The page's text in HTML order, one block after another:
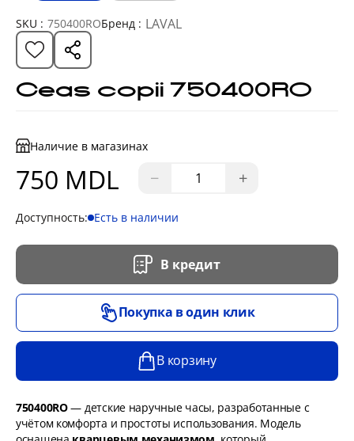
SKU : 750400ROБренд : LAVAL
Ceas copii 750400RO
Наличие в магазинах
750 MDL − +
Доступность: Есть в наличии
В кредит
Покупка в один клик
В корзину
750400RO— детские наручные часы, разработанные с
учётом комфорта и простоты использования. Модель